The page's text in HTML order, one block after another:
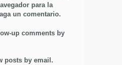
para la
un comentario.
up comments by
posts by email.